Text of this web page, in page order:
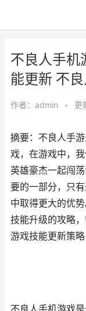
不良人手机
能更新 不
作者： admin • 更
摘要：不良人手
戏，在游戏中，
英雄豪杰一起闯
要的一部分，只
中取得更大的优
技能升级的攻略
游戏技能更新策